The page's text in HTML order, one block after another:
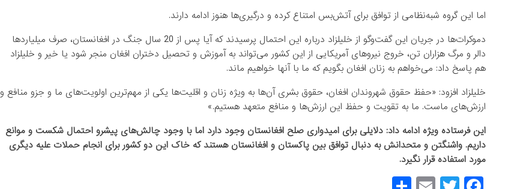
اما این گروه شبه‌نظامی از توافق برای آتش‌بس امتناع کرده و درگیری‌ها هنوز ادامه دارند.
دموکرات‌ها در جریان این گفت‌وگو از خلیلزاد درباره این احتمال پرسیدند که آیا پس از 20 سال جنگ در افغانستان، صرف میلیاردها
دالر و مرگ هزاران تن، خروج نیروهای آمریکایی از این کشور می‌تواند به آموزش و تحصیل دختران افغان منجر شود یا خیر و خلیلزاد
هم پاسخ داد: می‌خواهم به زنان افغان بگویم که ما با آنها خواهیم ماند.
خلیلزاد افزود: «حفظ حقوق شهروندان افغان، حقوق بشری آن‌ها به ویژه زنان و اقلیت‌ها یکی از مهم‌ترین اولویت‌های ما و جزو منافع و
ارزش‌های ماست. ما به تقویت و حفظ این ارزش‌ها و منافع متعهد هستیم.»
این فرستاده ویژه ادامه داد: دلایلی برای امیدواری صلح افغانستان وجود دارد اما با وجود چالش‌های پیشرو احتمال شکست و موانع
داریم. واشنگتن و متحدانش به دنبال توافق بین پاکستان و افغانستان هستند که خاک این دو کشور برای انجام حملات علیه دیگری
مورد استفاده قرار نگیرد.